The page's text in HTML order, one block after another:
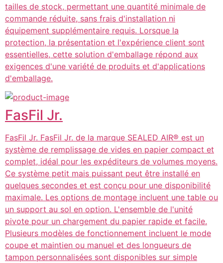
tailles de stock, permettant une quantité minimale de
commande réduite, sans frais d'installation ni
équipement supplémentaire requis. Lorsque la
protection, la présentation et l'expérience client sont
essentielles, cette solution d'emballage répond aux
exigences d'une variété de produits et d'applications
d'emballage.
FasFil Jr.
FasFil Jr. FasFil Jr. de la marque SEALED AIR® est un
système de remplissage de vides en papier compact et
complet, idéal pour les expéditeurs de volumes moyens.
Ce système petit mais puissant peut être installé en
quelques secondes et est conçu pour une disponibilité
maximale. Les options de montage incluent une table ou
un support au sol en option. L'ensemble de l'unité
pivote pour un chargement du papier rapide et facile.
Plusieurs modèles de fonctionnement incluent le mode
coupe et maintien ou manuel et des longueurs de
tampon personnalisées sont disponibles sur simple